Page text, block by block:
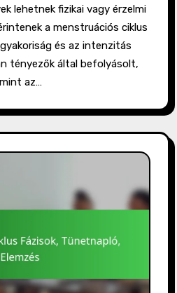
a menstruációs ciklus
és az intenzitás
tényezők által befolyásolt,
mint az…